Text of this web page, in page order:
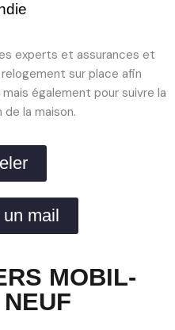
experts et assurances et
sur place afin
également pour suivre la
la maison.
mail
MOBIL-